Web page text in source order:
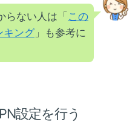
らない人は「この
キング 」も参考に
設定を行う